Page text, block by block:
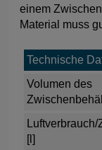
einem
Material muss
Technische
Volumen des
[l]